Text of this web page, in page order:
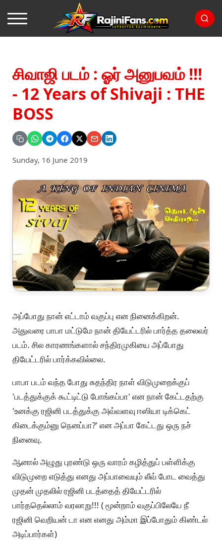
சிவாஜி படம் : ஓர் அனுபவம் !!!
- 12 Years of Shivaji : THE
BOSS
Sunday, 16 June 2019
அப்போது நான் எட்டாம் வகுப்பு என நினைக்கிறன்.
அதுவரை பாபா மட்டுமே நான் தியேட்டரில் பார்த்த தலைவர்
படம். சில காரணங்களால் சந்திரமுகியை அப்போது
தியேட்டரில் பார்க்கவில்லை.
பாபா படம் வந்த போது சுதந்திர நாள் விடுமுறைக்குப்
'படத்துக்குக் கூட்டிட்டு போங்கப்பா' என நான் கேட்டதற்கு
'உனக்கு ரஜினி படத்துக்கு அவ்வளவு ஈஸியா டிக்கெட்
கிடைக்கும்னு நெனப்பா?' என அப்பா கேட்டது ஒரு நச்
நினைவு.
ஆனால் அழுது புரண்டு ஒரு வாரம் கழித்துப் பள்ளிக்கு
விடுமுறை எடுத்து எனது அப்பாவையும் லீவ் போட வைத்து
முதன் முதலில் ரஜினி படத்தைத் தியேட்டரில்
பார்ததெல்லாம் வரலாறு!!! ( மூன்றாம் வகுப்பிலேயே நீ
ரஜினி வெறியன் டா என எனது அம்மா இப்போதும் கிண்டல்
அடிப்பார்கள்)